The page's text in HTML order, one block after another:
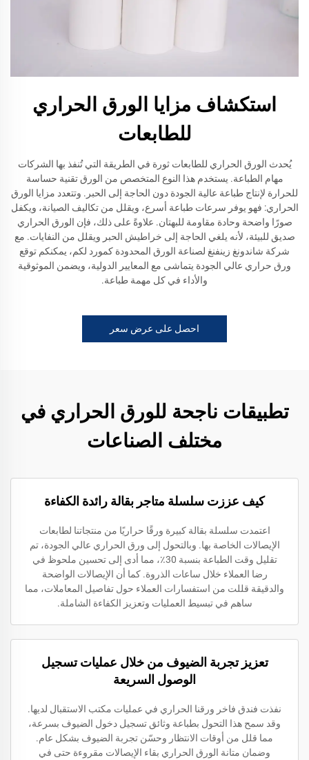
استكشاف مزايا الورق الحراري
للطابعات
يُحدث الورق الحراري للطابعات ثورة في الطريقة التي تُنفذ بها الشركات
مهام الطباعة. يستخدم هذا النوع المتخصص من الورق تقنية حساسة
للحرارة لإنتاج طباعة عالية الجودة دون الحاجة إلى الحبر. وتتعدد مزايا الورق
الحراري: فهو يوفر سرعات طباعة أسرع، ويقلل من تكاليف الصيانة، ويكفل
صورًا واضحة وحادة مقاومة للبهتان. علاوةً على ذلك، فإن الورق الحراري
صديق للبيئة، لأنه يلغي الحاجة إلى خراطيش الحبر ويقلل من النفايات. مع
شركة شاندونغ زينفنغ لصناعة الورق المحدودة كمورد لكم، يمكنكم توقع
ورق حراري عالي الجودة يتماشى مع المعايير الدولية، ويضمن الموثوقية
والأداء في كل مهمة طباعة.
احصل على عرض سعر
تطبيقات ناجحة للورق الحراري في
مختلف الصناعات
كيف عززت سلسلة متاجر بقالة رائدة الكفاءة
اعتمدت سلسلة بقالة كبيرة ورقًا حراريًا من منتجاتنا لطابعات
الإيصالات الخاصة بها. وبالتحول إلى ورق الحراري عالي الجودة، تم
تقليل وقت الطباعة بنسبة 30٪، مما أدى إلى تحسين ملحوظ في
رضا العملاء خلال ساعات الذروة. كما أن الإيصالات الواضحة
والدقيقة قللت من استفسارات العملاء حول تفاصيل المعاملات، مما
ساهم في تبسيط العمليات وتعزيز الكفاءة الشاملة.
تعزيز تجربة الضيوف من خلال عمليات تسجيل
الوصول السريعة
نفذت فندق فاخر ورقنا الحراري في عمليات مكتب الاستقبال لديها.
وقد سمح هذا التحول بطباعة وثائق تسجيل دخول الضيوف بسرعة،
مما قلل من أوقات الانتظار وحسّن تجربة الضيوف بشكل عام.
وضمان متانة الورق الحراري بقاء الإيصالات مقروءة حتى في